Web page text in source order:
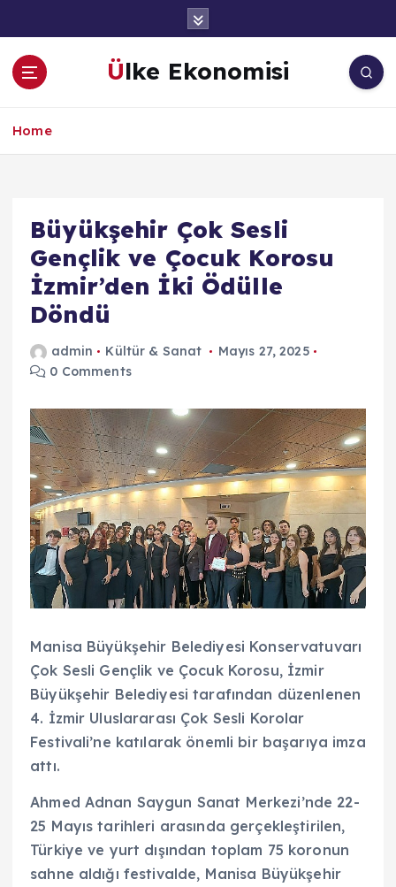
a
Ülke Ekonomisi
Home
Büyükşehir Çok Sesli
Gençlik ve Çocuk Korosu
İzmir’den İki Ödülle
Döndü
admin Kültür & Sanat
Mayıs 27, 2025
0 Comments
Manisa Büyükşehir Belediyesi Konservatuvarı
Çok Sesli Gençlik ve Çocuk Korosu, İzmir
Büyükşehir Belediyesi tarafından düzenlenen
4. İzmir Uluslararası Çok Sesli Korolar
Festivali’ne katılarak önemli bir başarıya imza
attı.
Ahmed Adnan Saygun Sanat Merkezi’nde 22-
25 Mayıs tarihleri arasında gerçekleştirilen,
Türkiye ve yurt dışından toplam 75 koronun
sahne aldığı festivalde, Manisa Büyükşehir